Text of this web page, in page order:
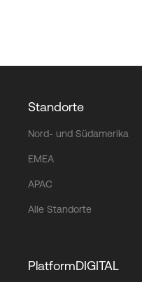
Standorte
Nord- und Südamerika
EMEA
APAC
Alle Standorte
PlatformDIGITAL